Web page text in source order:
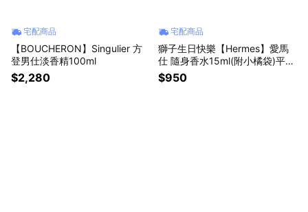
宅配商品
【BOUCHERON】Singulier 方
登男仕淡香精100ml
$2,280
宅配商品
獅子生日快樂【Hermes】愛馬
仕 隨身香水15ml(附小橘袋)平輸
版
$950